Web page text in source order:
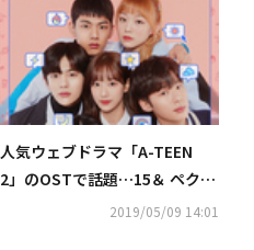
人気ウェブドラマ「A-TEEN
2」のOSTで話題…15＆ ペク・
イェリン「染み込みやすい今
2019/05/09 14:01